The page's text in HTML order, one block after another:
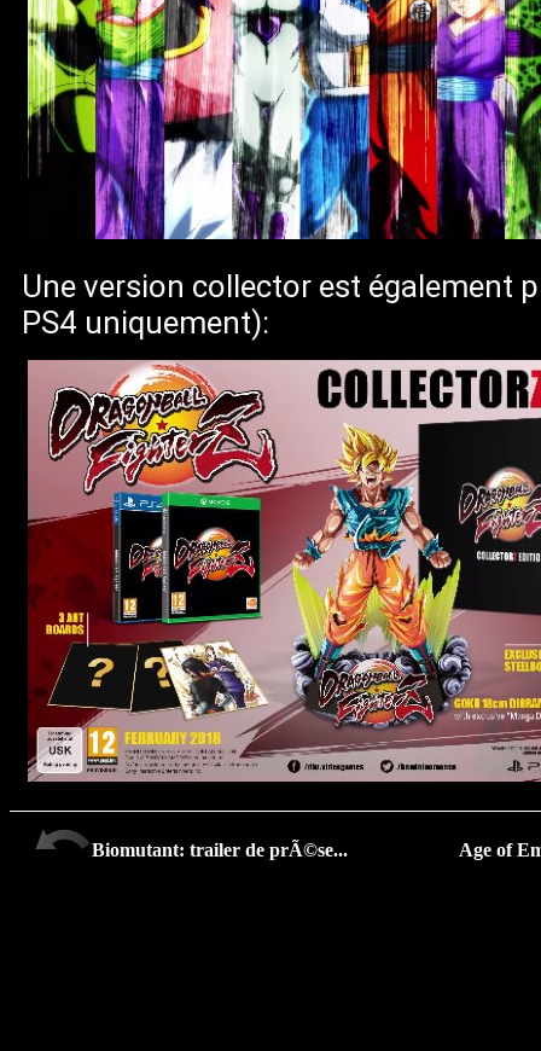
Une version collector est également
PS4 uniquement):
Biomutant: trailer de prÃ©se... Age of